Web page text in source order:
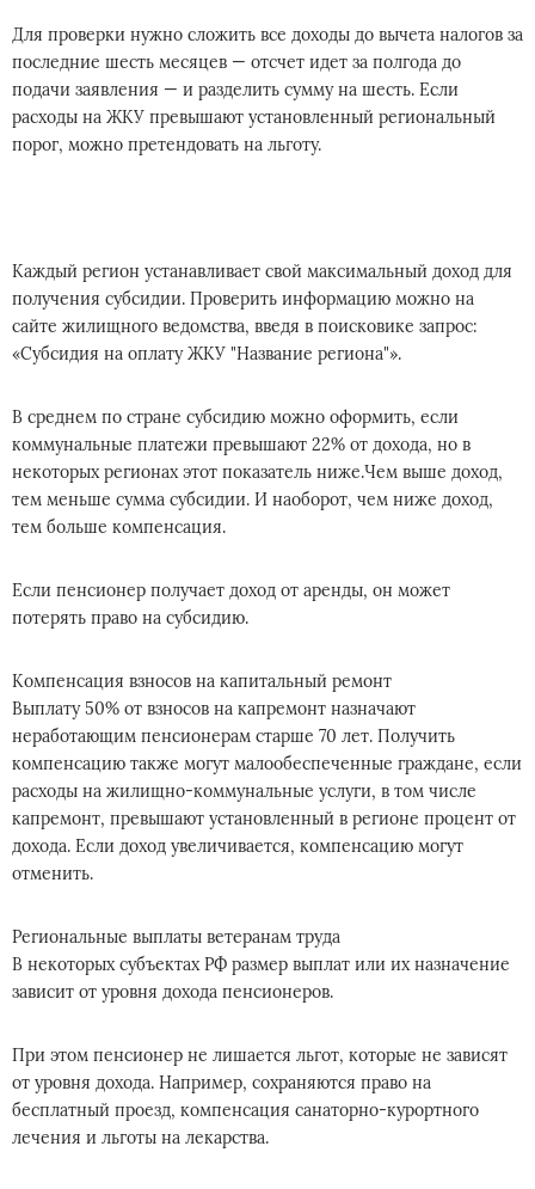
Для проверки нужно сложить все доходы до вычета налогов за
последние шесть месяцев — отсчет идет за полгода до
подачи заявления — и разделить сумму на шесть. Если
расходы на ЖКУ превышают установленный региональный
порог, можно претендовать на льготу.
Каждый регион устанавливает свой максимальный доход для
получения субсидии. Проверить информацию можно на
сайте жилищного ведомства, введя в поисковике запрос:
«Субсидия на оплату ЖКУ "Название региона"».
В среднем по стране субсидию можно оформить, если
коммунальные платежи превышают 22% от дохода, но в
некоторых регионах этот показатель ниже.Чем выше доход,
тем меньше сумма субсидии. И наоборот, чем ниже доход,
тем больше компенсация.
Если пенсионер получает доход от аренды, он может
потерять право на субсидию.
Компенсация взносов на капитальный ремонт
Выплату 50% от взносов на капремонт назначают
неработающим пенсионерам старше 70 лет. Получить
компенсацию также могут малообеспеченные граждане, если
расходы на жилищно-коммунальные услуги, в том числе
капремонт, превышают установленный в регионе процент от
дохода. Если доход увеличивается, компенсацию могут
отменить.
Региональные выплаты ветеранам труда
В некоторых субъектах РФ размер выплат или их назначение
зависит от уровня дохода пенсионеров.
При этом пенсионер не лишается льгот, которые не зависят
от уровня дохода. Например, сохраняются право на
бесплатный проезд, компенсация санаторно-курортного
лечения и льготы на лекарства.